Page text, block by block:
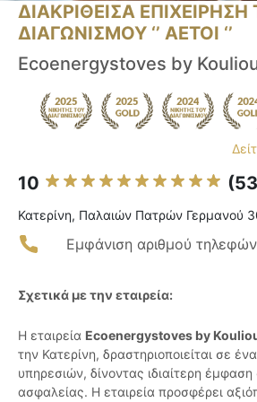
ΔΙΑΚΡΙΘΕΙΣΑ ΕΠΙΧΕΙΡΗΣΗ
ΔΙΑΓΩΝΙΣΜΟΥ ‘’ ΑΕΤΟΙ ‘’
Ecoenergystoves by
10
Κατερίνη, Παλαιών Πατρών Γερμανού
Εμφάνιση αριθμού
Σχετικά με την εταιρεία:
Η εταιρεία Ecoenergystoves by
την Κατερίνη, δραστηριοποιείται σε
υπηρεσιών, δίνοντας ιδιαίτερη
ασφαλείας. Η εταιρεία προσφέρει